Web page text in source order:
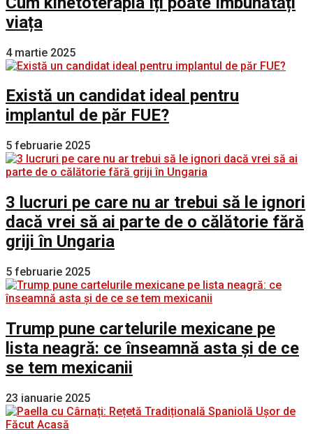
viața
4 martie 2025
Există un candidat ideal pentru
implantul de păr FUE?
5 februarie 2025
3 lucruri pe care nu ar trebui să le ignori
dacă vrei să ai parte de o călătorie fără
griji în Ungaria
5 februarie 2025
Trump pune cartelurile mexicane pe
lista neagră: ce înseamnă asta și de ce
se tem mexicanii
23 ianuarie 2025